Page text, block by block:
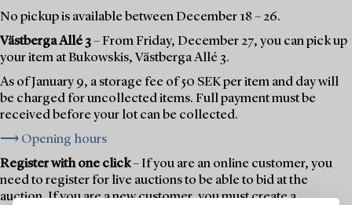
No pickup is available between December 18 – 26.
Västberga Allé 3– From Friday, December 27, you can pick up
your item at Bukowskis, Västberga Allé 3.
As of January 9, a storage fee of 50 SEK per item and day will
be charged for uncollected items. Full payment must be
received before your lot can be collected.
⟶ Opening hours
Register with one click– If you are an online customer, you
need to register for live auctions to be able to bid at the
auction. If you are a new customer, you must create a